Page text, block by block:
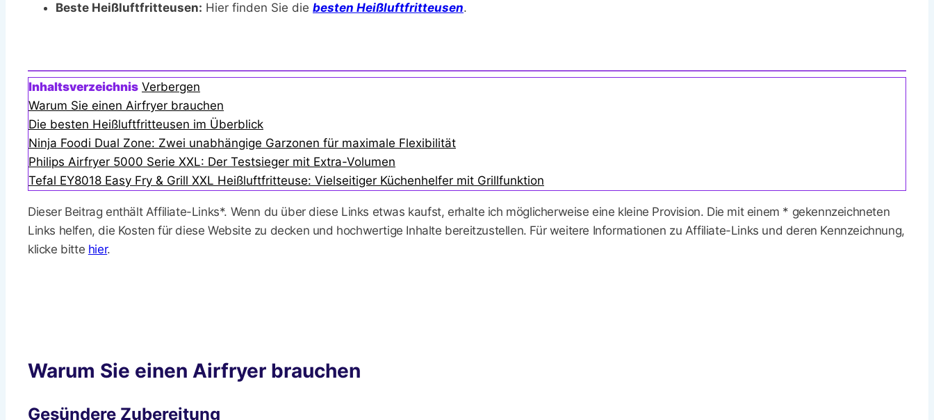
Beste Heißluftfritteusen: Hier finden Sie die besten Heißluftfritteusen.
Inhaltsverzeichnis Verbergen
Warum Sie einen Airfryer brauchen
Die besten Heißluftfritteusen im Überblick
Ninja Foodi Dual Zone: Zwei unabhängige Garzonen für maximale Flexibilität
Philips Airfryer 5000 Serie XXL: Der Testsieger mit Extra-Volumen
Tefal EY8018 Easy Fry & Grill XXL Heißluftfritteuse: Vielseitiger Küchenhelfer mit Grillfunktion
Dieser Beitrag enthält Affiliate-Links*. Wenn du über diese Links etwas kaufst, erhalte ich möglicherweise eine kleine Provision. Die mit einem * gekennzeichneten
Links helfen, die Kosten für diese Website zu decken und hochwertige Inhalte bereitzustellen. Für weitere Informationen zu Affiliate-Links und deren Kennzeichnung,
klicke bitte hier.
Warum Sie einen Airfryer brauchen
Gesündere Zubereitung